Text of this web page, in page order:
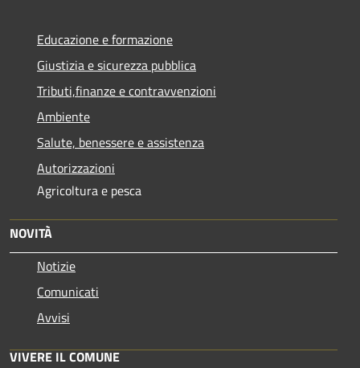
Educazione e formazione
Giustizia e sicurezza pubblica
Tributi,finanze e contravvenzioni
Ambiente
Salute, benessere e assistenza
Autorizzazioni
Agricoltura e pesca
NOVITÀ
Notizie
Comunicati
Avvisi
VIVERE IL COMUNE